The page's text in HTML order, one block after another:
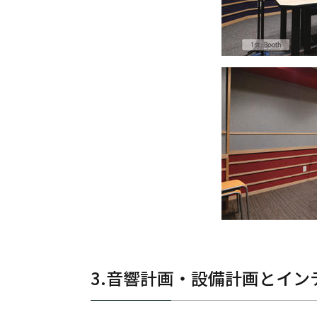
3.音響計画・設備計画とイン